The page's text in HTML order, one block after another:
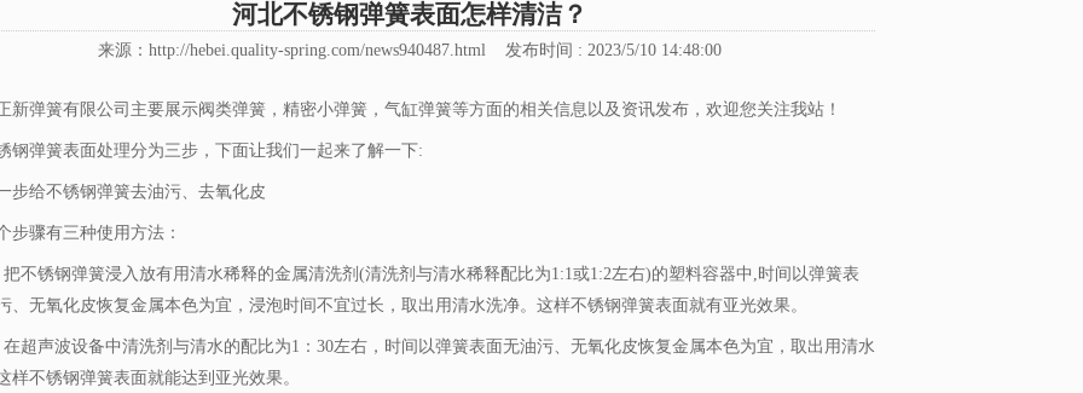
河北不锈钢弹簧表面怎样清洁？
来源：http://hebei.quality-spring.com/news940487.html 发布时间 : 2023/5/10 14:48:00
新弹簧有限公司主要展示阀类弹簧 ，精密小弹簧，气缸弹簧等方面的相关信息以及资讯发布，欢迎您关注我站！
簧表面处理分为三步，下面让我们一起来了解一下:
不锈钢弹簧去油污、去氧化皮
有三种使用方法：
锈钢弹簧浸入放有用清水稀释的金属清洗剂(清洗剂与清水稀释配比为1:1或1:2左右)的塑料容器中,时间以弹簧表
、无氧化皮恢复金属本色为宜，浸泡时间不宜过长，取出用清水洗净。这样不锈钢弹簧表面就有亚光效果。
声波设备中清洗剂与清水的配比为1：30左右，时间以弹簧表面无油污、无氧化皮恢复金属本色为宜，取出用清水
样不锈钢弹簧表面就能达到亚光效果。